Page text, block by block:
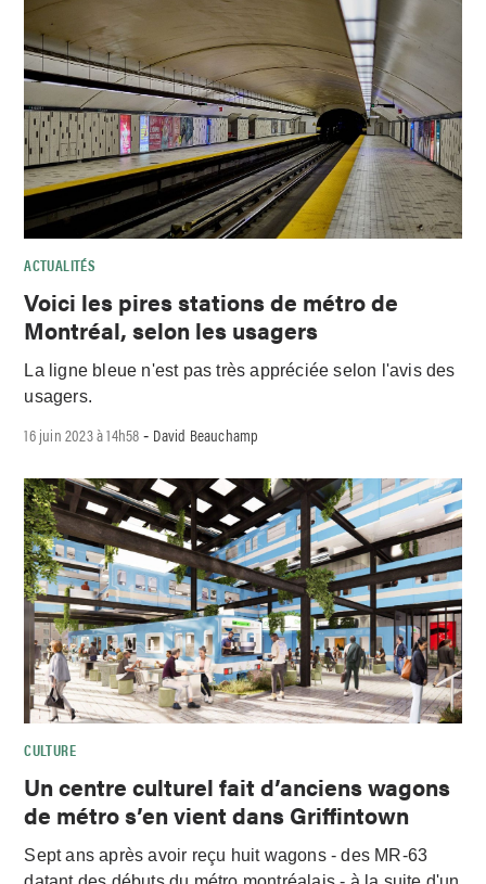
ACTUALITÉS
Voici les pires stations de métro de
Montréal, selon les usagers
La ligne bleue n'est pas très appréciée selon l'avis des
usagers.
16 juin 2023 à 14h58 - David Beauchamp
CULTURE
Un centre culturel fait d’anciens wagons
de métro s’en vient dans Griffintown
Sept ans après avoir reçu huit wagons - des MR-63